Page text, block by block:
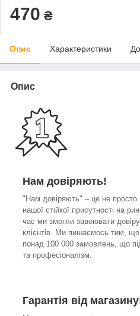
470 ₴
Опис Характеристики
Опис
Нам довіряють!
"Нам довіряють" – це не просто
нашої стійкої присутності на
час ми змогли завоювати
клієнтів. Ми пишаємось тим,
понад 100 000 замовлень, що
та професіоналізм.
Гарантія від